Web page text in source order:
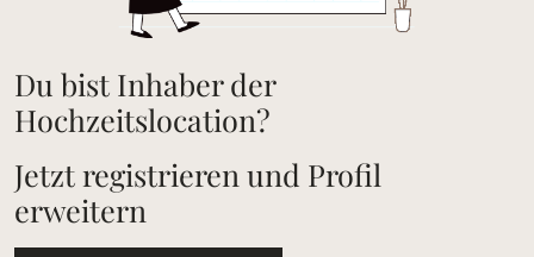
Du bist Inhaber der
Hochzeitslocation?
Jetzt registrieren und Profil
erweitern